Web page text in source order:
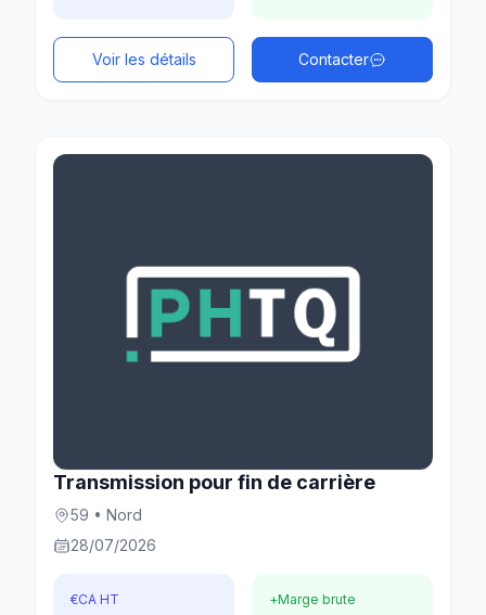
Voir les détails Contacter
Transmission pour fin de carrière
59 • Nord
28/07/2026
€CA HT +Marge brute